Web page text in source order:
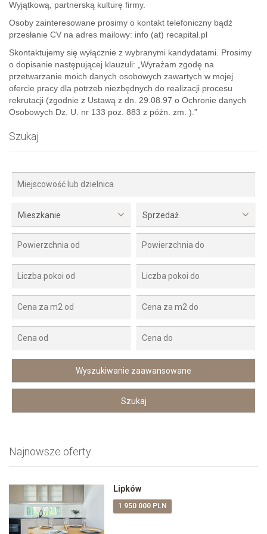
Wyjątkową, partnerską kulturę firmy.
Osoby zainteresowane prosimy o kontakt telefoniczny bądź
przesłanie CV na adres mailowy: info (at) recapital.pl
Skontaktujemy się wyłącznie z wybranymi kandydatami. Prosimy
o dopisanie następującej klauzuli: „Wyrażam zgodę na
przetwarzanie moich danych osobowych zawartych w mojej
ofercie pracy dla potrzeb niezbędnych do realizacji procesu
rekrutacji (zgodnie z Ustawą z dn. 29.08.97 o Ochronie danych
Osobowych Dz. U. nr 133 poz. 883 z póżn. zm. ).”
Szukaj
Mieszkanie Sprzedaż
Najnowsze oferty
Lipków
1 950 000 PLN